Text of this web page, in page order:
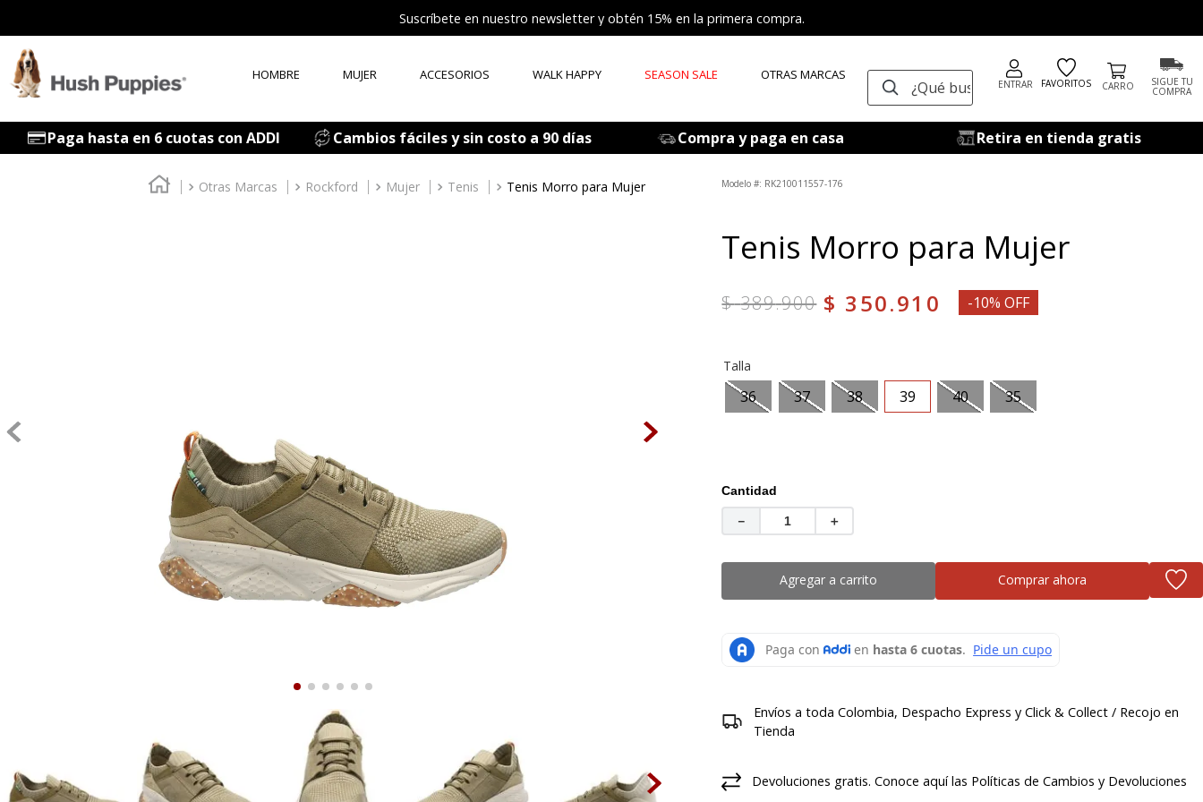
Suscríbete en nuestro newsletter y obtén 15% en la primera compra.
HOMBRE MUJER ACCESORIOS WALK HAPPY SEASON SALE OTRAS MARCAS ¿Qué buscas? ENTRAR FAVORITOS SIGUE TU
COMPRA
Paga hasta en 6 cuotas con ADDI Cambios fáciles y sin costo a 90 días Compra y paga en casa Retira en tienda gratis
Otras Marcas Rockford Mujer Tenis Tenis Morro para Mujer : RK210011557-176
Tenis Morro para Mujer
$ 389.900 $ 350.910 -10% OFF
Talla
35
36 37 38 39 40
Cantidad
＋
－
Agregar a carrito Comprar ahora
Envíos a toda Colombia, Despacho Express y Click & Collect / Recojo en
Tienda
Devoluciones gratis. Conoce aquí las Políticas de Cambios y Devoluciones
TÉRMINOS MÁS BUSCADOS
1.
zapatos mujer
2.
tenis mujer